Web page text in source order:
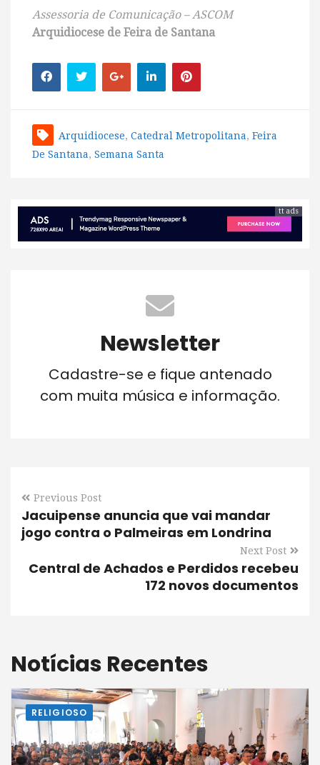
Assessoria de Comunicação – ASCOM
Arquidiocese de Feira de Santana
Arquidiocese, Catedral Metropolitana, Feira
De Santana, Semana Santa
tt ads
Newsletter
Cadastre-se e fique antenado
com muita música e informação.
Previous Post
Jacuipense anuncia que vai mandar
jogo contra o Palmeiras em Londrina
Next Post
Central de Achados e Perdidos recebeu
172 novos documentos
Notícias Recentes
RELIGIOSO